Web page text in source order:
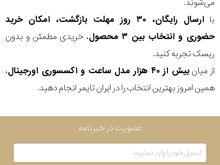
می‌شوند.
با
ارسال رایگان، ۳۰ روز مهلت بازگشت، امکان خرید
حضوری و انتخاب بین ۳ محصول
، خریدی مطمئن و بدون
ریسک تجربه کنید.
از میانبیش از ۴۰ هزار مدل ساعت و اکسسوری اورجینال
،
همین امروز بهترین انتخاب را در ایران تایمر انجام دهید.
عضویت در خبرنامه